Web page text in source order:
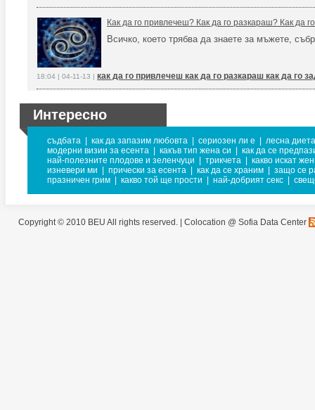
Как да го привлечеш? Как да го разкараш? Как да
Всичко, което трябва да знаете за мъжете,
18:04 | 04-11-13 | как да го привлечеш как да го разкараш как да го
Интересно
съдбата как да запазим любовта сериозен ли е
лесна диета
модерни визии за есента
какъв тип жена си
как да се
най-полезните плодове и зеленчуци
трикчета
какво искат
изневери ми
прически за есента как да се храним
защо се
празничен грим
какво той ще прости най-добрият секс
Copyright © 2010 BEU All rights reserved. | Colocation @ Sofia Data Center